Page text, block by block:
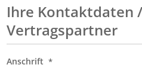
Ihre Kontaktdaten /
Vertragspartner
Anschrift *